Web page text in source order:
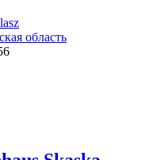
область